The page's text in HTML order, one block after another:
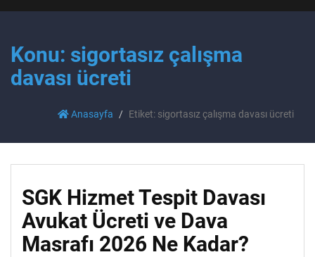
Konu: sigortasız çalışma
davası ücreti
Anasayfa Etiket: sigortasız çalışma davası ücreti
SGK Hizmet Tespit Davası
Avukat Ücreti ve Dava
Masrafı 2026 Ne Kadar?